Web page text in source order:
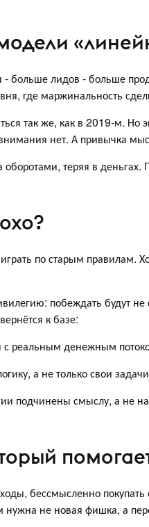
лидов - больше
где маржинальность
так же, как в 2019-м.
нет. А привычка
оборотами, теряя в деньгах.
по старым правилам.
побеждать будут
к базе:
с реальным денежным
а не только свои
подчинены смыслу, а не
бессмысленно
нужна не новая фишка, а